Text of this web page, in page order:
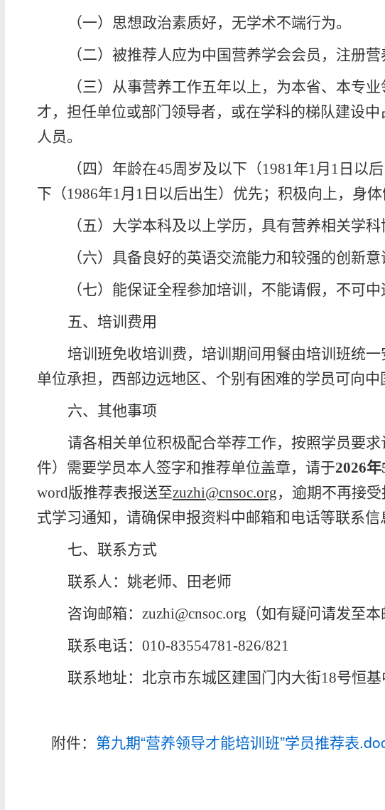
（一）思想政治素质好， 无学术不端行为。
（二） 被推荐人应为中国营养学会会员 ， 注册营
（三） 从事营养工作五年以上，为本省、本专
才，担任单位或部门领导者， 或在学科的梯队建设中
人员。
（四） 年龄在45周岁及以下（1981年1月1日以后
下 （1986年1月1日以后出生） 优先； 积极向上， 身
（五） 大学本科及以上学历， 具有营养相关学
（六） 具备良好的英语交流能力和较强的创新意
（七） 能保证全程参加培训，不能请假，不可中
五、培训费用
培训班免收培训费，培训期间用餐由培训班统一
单位承担 ， 西部边远地区、个别有困难的学员可向中
六、其他事项
请各相关单位积极配合举荐工作，按照学员要求
件）需要学员本人签字和推荐单位盖章， 请于2026年
word版推荐表报送至zuzhi@cnsoc.org，逾期不再接
式学习通知 ， 请确保申报资料中邮箱和电话等联系信
七、联系方式
联系人：姚老师、
田老师
咨询邮箱： zuzhi@cnsoc.org （如有疑问请发至
联系电话： 010-83554781-826/821
联系地址： 北京市东城区建国门内大街18号恒
附件： 第九期“营养领导才能培训班”学员推荐表